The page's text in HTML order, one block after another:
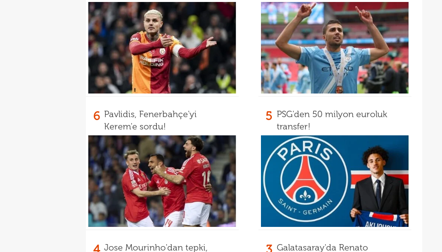
6 Pavlidis, Fenerbahçe'yi
Kerem'e sordu!
5 PSG'den 50 milyon euroluk
transfer!
Jose Mourinho'dan tepki, Galatasaray'da Renato